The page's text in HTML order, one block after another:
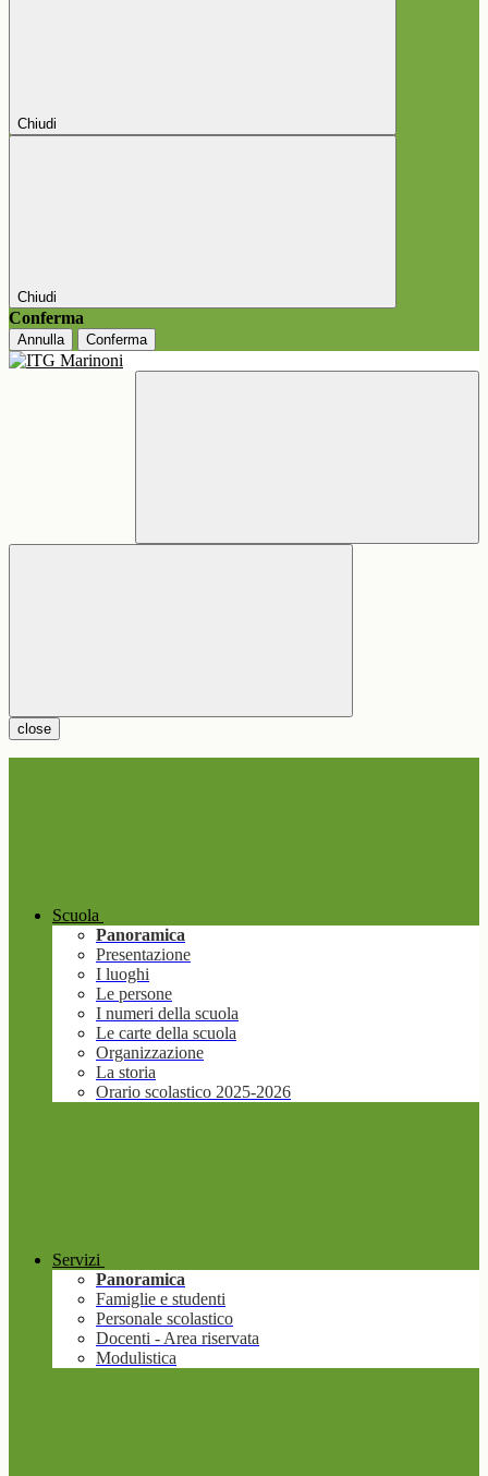
Chiudi
Chiudi
Conferma
Annulla Conferma
close
Scuola
Panoramica
Presentazione
I luoghi
Le persone
I numeri della scuola
Le carte della scuola
Organizzazione
La storia
Orario scolastico 2025-2026
Servizi
Panoramica
Famiglie e studenti
Personale scolastico
Docenti - Area riservata
Modulistica